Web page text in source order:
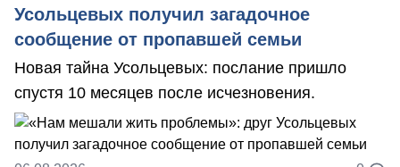
Усольцевых получил загадочное
сообщение от пропавшей семьи
Новая тайна Усольцевых: послание пришло
спустя 10 месяцев после исчезновения.